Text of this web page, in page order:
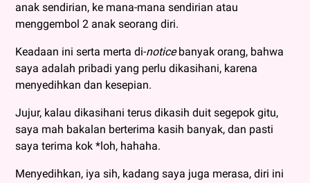
anak sendirian, ke mana-mana sendirian atau
menggembol 2 anak seorang diri.
Keadaan ini serta merta di-noticebanyak orang, bahwa
saya adalah pribadi yang perlu dikasihani, karena
menyedihkan dan kesepian.
Jujur, kalau dikasihani terus dikasih duit segepok gitu,
saya mah bakalan berterima kasih banyak, dan pasti
saya terima kok *loh, hahaha.
Menyedihkan, iya sih, kadang saya juga merasa, diri ini